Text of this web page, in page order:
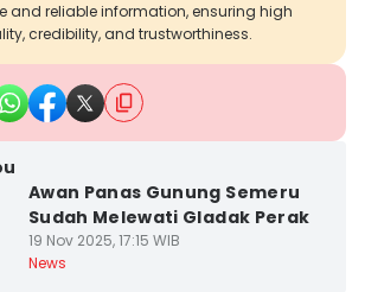
and reliable information, ensuring high
credibility, and trustworthiness.
Awan Panas Gunung Semeru
Sudah Melewati Gladak Perak
19 Nov 2025, 17:15 WIB
News